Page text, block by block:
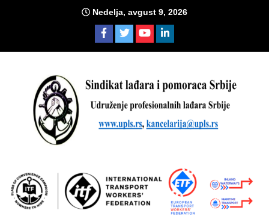
Nedelja, avgust 9, 2026
lađara i pomoraca Srbije